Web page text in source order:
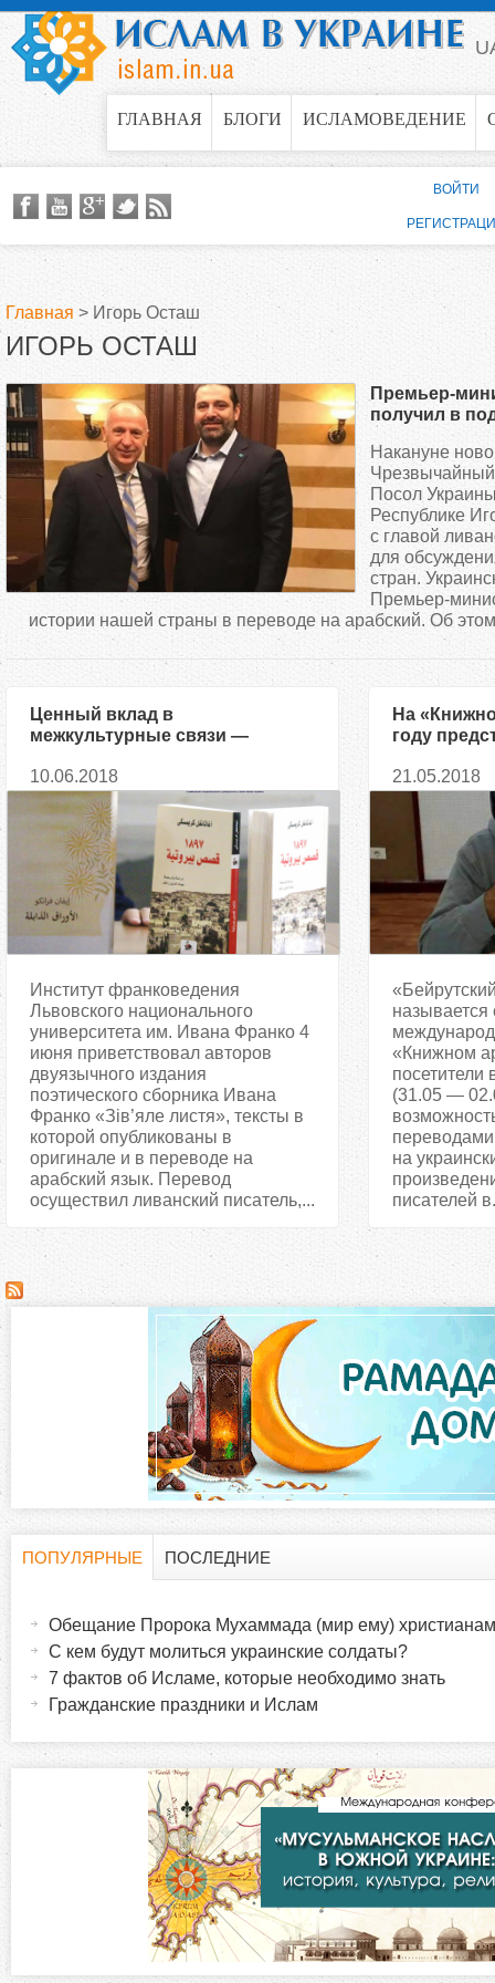
Jump to navigation
ГЛАВНАЯ БЛОГИ ИСЛАМОВЕДЕНИЕ
В
ы
з
е
ь
Главная > Игорь Осташ
ИГОРЬ ОСТАШ
Премьер-
получил в
истории
языке
Накануне
Посол
Республике
с главой
для
стран.
Премьер-
истории нашей страны в переводе на арабский. Об
Ценный вклад в
межкультурные связи —
переводы Франко и Крымского
на арабский язык
10.06.2018
Институт франковедения
Львовского национального
университета им. Ивана Франко 4
июня приветствовал авторов
двуязычного издания
поэтического сборника Ивана
Франко «Зів’яле листя», тексты в
которой опубликованы в
оригинале и в переводе на
арабский язык. Перевод
осуществил ливанский писатель,...
На
году
21.05.2018
называется
«Книжном
посетители
(31.05 —
на
писателей
ВОЙТИ
и
ПОПУЛЯРНЫЕ
н
к
ПОСЛЕДНИЕ
Обещание Пророка Мухаммада (мир ему) христианам
С кем будут молиться украинские солдаты?
7 фактов об Исламе, которые необходимо знать
Гражданские праздники и Ислам